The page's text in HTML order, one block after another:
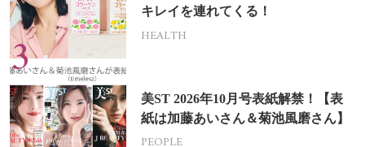
キレイを連れてくる！
HEALTH
美ST 2026年10月号表紙解禁！【表
紙は加藤あいさん＆菊池風磨さん】
PEOPLE